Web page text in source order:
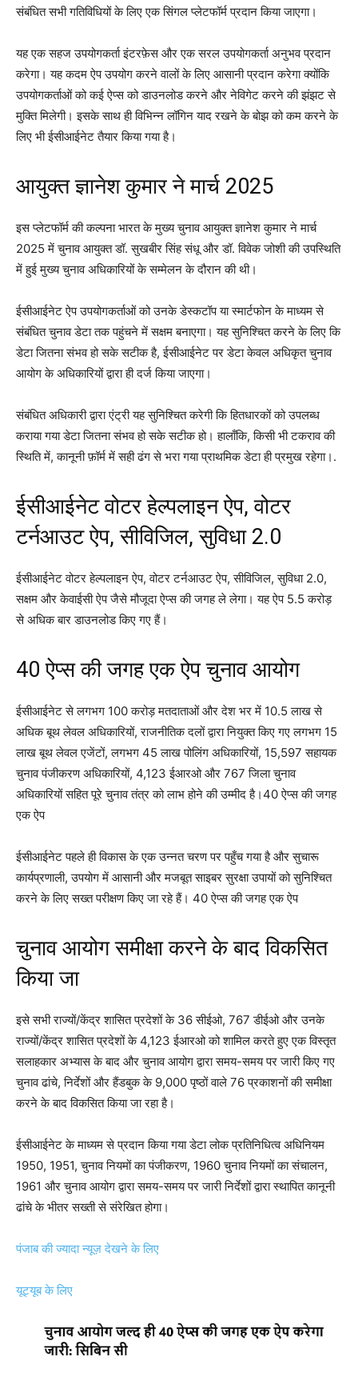
संबंधित सभी गतिविधियों के लिए एक सिंगल प्लेटफॉर्म प्रदान किया जाएगा।
यह एक सहज उपयोगकर्ता इंटरफ़ेस और एक सरल उपयोगकर्ता अनुभव प्रदान
करेगा। यह कदम ऐप उपयोग करने वालों के लिए आसानी प्रदान करेगा क्योंकि
उपयोगकर्ताओं को कई ऐप्स को डाउनलोड करने और नेविगेट करने की झंझट से
मुक्ति मिलेगी। इसके साथ ही विभिन्न लॉगिन याद रखने के बोझ को कम करने के
लिए भी ईसीआईनेट तैयार किया गया है।
आयुक्त ज्ञानेश कुमार ने मार्च 2025
इस प्लेटफॉर्म की कल्पना भारत के मुख्य चुनाव आयुक्त ज्ञानेश कुमार ने मार्च
2025 में चुनाव आयुक्त डॉ. सुखबीर सिंह संधू और डॉ. विवेक जोशी की उपस्थिति
में हुई मुख्य चुनाव अधिकारियों के सम्मेलन के दौरान की थी।
ईसीआईनेट ऐप उपयोगकर्ताओं को उनके डेस्कटॉप या स्मार्टफोन के माध्यम से
संबंधित चुनाव डेटा तक पहुंचने में सक्षम बनाएगा। यह सुनिश्चित करने के लिए कि
डेटा जितना संभव हो सके सटीक है, ईसीआईनेट पर डेटा केवल अधिकृत चुनाव
आयोग के अधिकारियों द्वारा ही दर्ज किया जाएगा।
संबंधित अधिकारी द्वारा एंट्री यह सुनिश्चित करेगी कि हितधारकों को उपलब्ध
कराया गया डेटा जितना संभव हो सके सटीक हो। हालाँकि, किसी भी टकराव की
स्थिति में, कानूनी फ़ॉर्म में सही ढंग से भरा गया प्राथमिक डेटा ही प्रमुख रहेगा।.
ईसीआईनेट वोटर हेल्पलाइन ऐप, वोटर
टर्नआउट ऐप, सीविजिल, सुविधा 2.0
ईसीआईनेट वोटर हेल्पलाइन ऐप, वोटर टर्नआउट ऐप, सीविजिल, सुविधा 2.0,
सक्षम और केवाईसी ऐप जैसे मौजूदा ऐप्स की जगह ले लेगा। यह ऐप 5.5 करोड़
से अधिक बार डाउनलोड किए गए हैं।
40 ऐप्स की जगह एक ऐप चुनाव आयोग
ईसीआईनेट से लगभग 100 करोड़ मतदाताओं और देश भर में 10.5 लाख से
अधिक बूथ लेवल अधिकारियों, राजनीतिक दलों द्वारा नियुक्त किए गए लगभग 15
लाख बूथ लेवल एजेंटों, लगभग 45 लाख पोलिंग अधिकारियों, 15,597 सहायक
चुनाव पंजीकरण अधिकारियों, 4,123 ईआरओ और 767 जिला चुनाव
अधिकारियों सहित पूरे चुनाव तंत्र को लाभ होने की उम्मीद है।40 ऐप्स की जगह
एक ऐप
ईसीआईनेट पहले ही विकास के एक उन्नत चरण पर पहुँच गया है और सुचारू
कार्यप्रणाली, उपयोग में आसानी और मजबूत साइबर सुरक्षा उपायों को सुनिश्चित
करने के लिए सख्त परीक्षण किए जा रहे हैं। 40 ऐप्स की जगह एक ऐप
चुनाव आयोग समीक्षा करने के बाद विकसित
किया जा
इसे सभी राज्यों/केंद्र शासित प्रदेशों के 36 सीईओ, 767 डीईओ और उनके
राज्यों/केंद्र शासित प्रदेशों के 4,123 ईआरओ को शामिल करते हुए एक विस्तृत
सलाहकार अभ्यास के बाद और चुनाव आयोग द्वारा समय-समय पर जारी किए गए
चुनाव ढांचे, निर्देशों और हैंडबुक के 9,000 पृष्ठों वाले 76 प्रकाशनों की समीक्षा
करने के बाद विकसित किया जा रहा है।
ईसीआईनेट के माध्यम से प्रदान किया गया डेटा लोक प्रतिनिधित्व अधिनियम
1950, 1951, चुनाव नियमों का पंजीकरण, 1960 चुनाव नियमों का संचालन,
1961 और चुनाव आयोग द्वारा समय-समय पर जारी निर्देशों द्वारा स्थापित कानूनी
ढांचे के भीतर सख्ती से संरेखित होगा।
पंजाब की ज्यादा न्यूज़ देखने के लिए
यूट्यूब के लिए